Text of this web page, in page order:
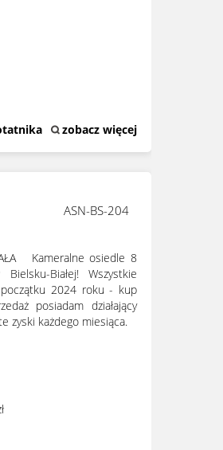
zobacz więcej
ASN-BS-204
Kameralne osiedle 8
Białej! Wszystkie
2024 roku - kup
posiadam działający
zyski każdego miesiąca.